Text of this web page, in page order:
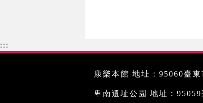
:::
康樂本館 地址：95060臺
卑南遺址公園 地址：